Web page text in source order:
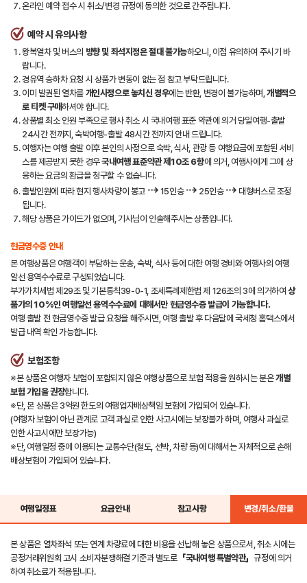
온라인 예약 접수 시 취소/변경 규정에 동의한 것으로 간주됩니다.
예약 시 유의사항
왕복열차 및 버스의 방향 및 좌석지정은 절대 불가능하오니, 이점 유의하여 주시기 바
랍니다.
경유역 승하차 요청 시 상품가 변동이 없는 점 참고 부탁드립니다.
이미 발권된 열차를 개인사정으로 놓치신 경우에는 반환, 변경이 불가능하며,개별적으
로 티켓 구매하셔야 합니다.
상품별 최소 인원 부족으로 행사 취소 시 국내여행 표준 약관에 의거 당일여행-출발
24시간 전까지, 숙박여행-출발 48시간 전까지 안내 드립니다.
여행자는 여행 출발 이후 본인의 사정으로 숙박, 식사, 관광 등 여행요금에 포함된 서비
스를 제공받지 못한 경우국내여행 표준약관 제10조 6항에 의거, 여행사에게 그에 상
응하는 요금의 환급을 청구할 수 없습니다.
출발인원에 따라 현지 행사차량이 봉고 ⇢ 15인승 ⇢ 25인승 ⇢ 대형버스로 조정
됩니다.
해당 상품은 가이드가 없으며, 기사님이 인솔해주시는 상품입니다.
현금영수증 안내
본 여행상품은 여행객이 부담하는 운송, 숙박, 식사 등에 대한 여행 경비와 여행사의 여행
알선 용역수수료로 구성되었습니다.
부가가치세법 제29조 및 기본통칙39-0-1, 조세특례제한법 제 126조의 3에 의거하여 상
품가의 10%인 여행알선 용역수수료에 대해서만 현금영수증 발급이 가능합니다.
여행 출발 전 현금영수증 발급 요청을 해주시면, 여행 출발 후 다음달에 국세청 홈택스에서
발급 내역 확인 가능합니다.
보험조항
※본 상품은 여행자 보험이 포함되지 않은 여행상품으로 보험 적용을 원하시는 분은개별
보험 가입을 권장합니다.
※단, 본 상품은 3억원 한도의 여행업자배상책임 보험에 가입되어 있습니다.
(여행자 보험이 아닌 관계로 고객 과실로 인한 사고시에는 보장불가 하며, 여행사 과실로
인한 사고시에만 보장가능)
※단, 여행일정 중에 이용되는 교통수단(철도, 선박, 차량 등)에 대해서는 자체적으로 손해
배상보험이 가입되어 있습니다.
여행일정표 요금안내 참고사항 변경/취소/환불
본 상품은 열차좌석 또는 연계 차량료에 대한 비용을 선납해 놓은 상품으로서, 취소 시에는
공정거래위원회 고시 소비자분쟁해결 기준과 별도로 「국내여행 특별약관」 규정에 의거
하여 취소료가 적용됩니다.